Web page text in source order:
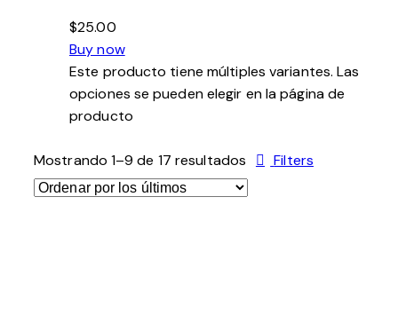
$25.00
Buy now
Este producto tiene múltiples variantes. Las
opciones se pueden elegir en la página de
producto
Mostrando 1–9 de 17 resultados Ordenado
por
Filters